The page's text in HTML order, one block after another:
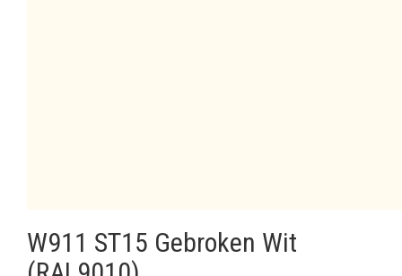
W911 ST15 Gebroken Wit